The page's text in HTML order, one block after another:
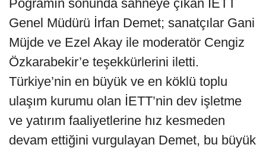
Pogramın sonunda sahneye çıkan İETT
Genel Müdürü İrfan Demet; sanatçılar Gani
Müjde ve Ezel Akay ile moderatör Cengiz
Özkarabekir’e teşekkürlerini iletti.
Türkiye’nin en büyük ve en köklü toplu
ulaşım kurumu olan İETT’nin dev işletme
ve yatırım faaliyetlerine hız kesmeden
devam ettiğini vurgulayan Demet, bu büyük